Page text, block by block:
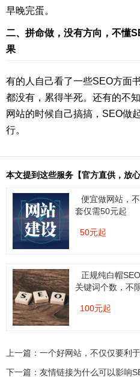
早晚完蛋。
二、拼命做，没有方向，不懂
果
有的人自己看了一些SEO方面
都没有，累得半死。还有的不
网站的时候自己搞搞，SEO做
行。
本文提到这些服务【官方直供，放
便宜做网站，
套仅需50元起
50元起
正规纯白帽
关键词个数，不
100元起
上一篇： 一个好网站，不仅仅要利
下一篇： 友情链接为什么可以影响